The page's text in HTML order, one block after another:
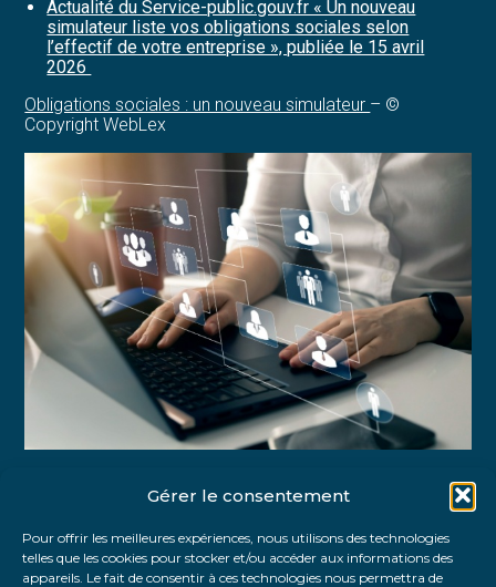
Gérer le consentement
Pour offrir les meilleures expériences, nous utilisons des technologies
telles que les cookies pour stocker et/ou accéder aux informations des
appareils. Le fait de consentir à ces technologies nous permettra de
Actualité du Service-public.gouv.fr « Un nouveau
simulateur liste vos obligations sociales selon
l’effectif de votre entreprise », publiée le 15 avril
2026
Obligations sociales : un nouveau simulateur – ©
Copyright WebLex
FaceBook
TwitterLinkedIn